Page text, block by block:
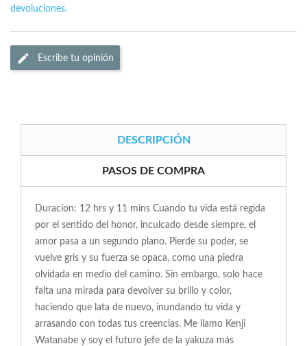
devoluciones.
Escribe tu opinión
DESCRIPCIÓN
PASOS DE COMPRA
Duracion: 12 hrs y 11 mins Cuando tu vida está regida
por el sentido del honor, inculcado desde siempre, el
amor pasa a un segundo plano. Pierde su poder, se
vuelve gris y su fuerza se opaca, como una piedra
olvidada en medio del camino. Sin embargo, solo hace
falta una mirada para devolver su brillo y color,
haciendo que lata de nuevo, inundando tu vida y
arrasando con todas tus creencias. Me llamo Kenji
Watanabe y soy el futuro jefe de la yakuza más